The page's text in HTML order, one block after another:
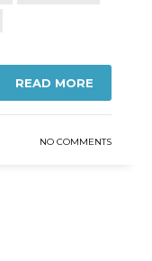
READ MORE
NO COMMENTS